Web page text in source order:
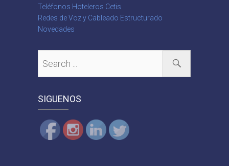
Teléfonos Hoteleros Cetis
Redes de Voz y Cableado Estructurado
Novedades
SIGUENOS